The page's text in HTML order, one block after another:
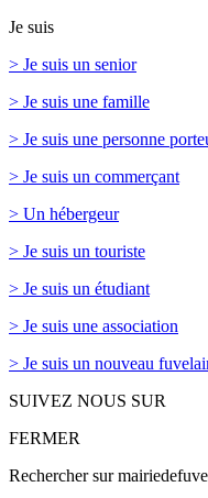
Je suis
> Je suis un senior
> Je suis une famille
> Je suis une personne
> Je suis un commerçant
> Un hébergeur
> Je suis un touriste
> Je suis un étudiant
> Je suis une association
> Je suis un nouveau
SUIVEZ NOUS SUR
FERMER
Rechercher sur